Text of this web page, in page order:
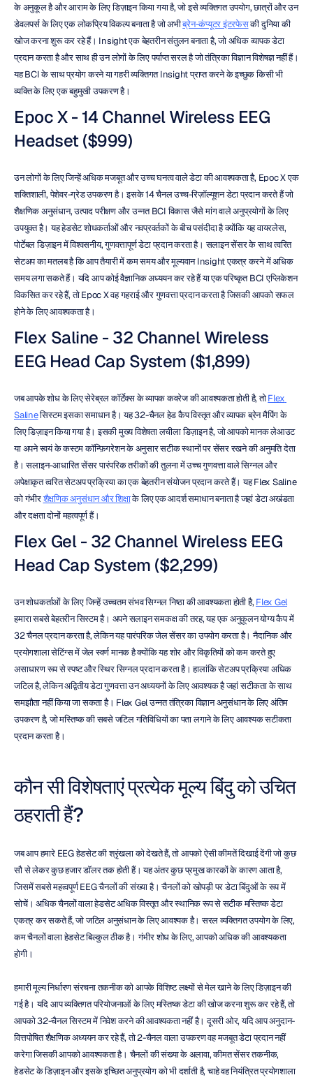
के अनुकूल है और आराम के लिए डिज़ाइन किया गया है, जो इसे व्यक्तिगत उपयोग, छात्रों और उन
डेवलपर्स के लिए एक लोकप्रिय विकल्प बनाता है जो अभी ब्रेन-कंप्यूटर इंटरफेस की दुनिया की
खोज करना शुरू कर रहे हैं। Insight एक बेहतरीन संतुलन बनाता है, जो अधिक व्यापक डेटा
प्रदान करता है और साथ ही उन लोगों के लिए पर्याप्त सरल है जो तंत्रिका विज्ञान विशेषज्ञ नहीं हैं।
यह BCI के साथ प्रयोग करने या गहरी व्यक्तिगत Insight प्राप्त करने के इच्छुक किसी भी
व्यक्ति के लिए एक बहुमुखी उपकरण है।
Epoc X - 14 Channel Wireless EEG
Headset ($999)
उन लोगों के लिए जिन्हें अधिक मजबूत और उच्च घनत्व वाले डेटा की आवश्यकता है, Epoc X एक
शक्तिशाली, पेशेवर-ग्रेड उपकरण है। इसके 14 चैनल उच्च-रिज़ॉल्यूशन डेटा प्रदान करते हैं जो
शैक्षणिक अनुसंधान, उत्पाद परीक्षण और उन्नत BCI विकास जैसे मांग वाले अनुप्रयोगों के लिए
उपयुक्त है। यह हेडसेट शोधकर्ताओं और नवप्रवर्तकों के बीच पसंदीदा है क्योंकि यह वायरलेस,
पोर्टेबल डिज़ाइन में विश्वसनीय, गुणवत्तापूर्ण डेटा प्रदान करता है। सलाइन सेंसर के साथ त्वरित
सेटअप का मतलब है कि आप तैयारी में कम समय और मूल्यवान Insight एकत्र करने में अधिक
समय लगा सकते हैं। यदि आप कोई वैज्ञानिक अध्ययन कर रहे हैं या एक परिष्कृत BCI एप्लिकेशन
विकसित कर रहे हैं, तो Epoc X वह गहराई और गुणवत्ता प्रदान करता है जिसकी आपको सफल
होने के लिए आवश्यकता है।
Flex Saline - 32 Channel Wireless
EEG Head Cap System ($1,899)
जब आपके शोध के लिए सेरेब्रल कॉर्टेक्स के व्यापक कवरेज की आवश्यकता होती है, तो Flex
Saline सिस्टम इसका समाधान है। यह 32-चैनल हेड कैप विस्तृत और व्यापक ब्रेन मैपिंग के
लिए डिज़ाइन किया गया है। इसकी मुख्य विशेषता लचीला डिज़ाइन है, जो आपको मानक लेआउट
या अपने स्वयं के कस्टम कॉन्फ़िगरेशन के अनुसार सटीक स्थानों पर सेंसर रखने की अनुमति देता
है। सलाइन-आधारित सेंसर पारंपरिक तरीकों की तुलना में उच्च गुणवत्ता वाले सिग्नल और
अपेक्षाकृत त्वरित सेटअप प्रक्रिया का एक बेहतरीन संयोजन प्रदान करते हैं। यह Flex Saline
को गंभीर शैक्षणिक अनुसंधान और शिक्षा के लिए एक आदर्श समाधान बनाता है जहां डेटा अखंडता
और दक्षता दोनों महत्वपूर्ण हैं।
Flex Gel - 32 Channel Wireless EEG
Head Cap System ($2,299)
उन शोधकर्ताओं के लिए जिन्हें उच्चतम संभव सिग्नल निष्ठा की आवश्यकता होती है, Flex Gel
हमारा सबसे बेहतरीन सिस्टम है। अपने सलाइन समकक्ष की तरह, यह एक अनुकूलन योग्य कैप में
32 चैनल प्रदान करता है, लेकिन यह पारंपरिक जेल सेंसर का उपयोग करता है। नैदानिक और
प्रयोगशाला सेटिंग्स में जेल स्वर्ण मानक है क्योंकि यह शोर और विकृतियों को कम करते हुए
असाधारण रूप से स्पष्ट और स्थिर सिग्नल प्रदान करता है। हालांकि सेटअप प्रक्रिया अधिक
जटिल है, लेकिन अद्वितीय डेटा गुणवत्ता उन अध्ययनों के लिए आवश्यक है जहां सटीकता के साथ
समझौता नहीं किया जा सकता है। Flex Gel उन्नत तंत्रिका विज्ञान अनुसंधान के लिए अंतिम
उपकरण है, जो मस्तिष्क की सबसे जटिल गतिविधियों का पता लगाने के लिए आवश्यक सटीकता
प्रदान करता है।
कौन सी विशेषताएं प्रत्येक मूल्य बिंदु को उचित
ठहराती हैं?
जब आप हमारे EEG हेडसेट की श्रृंखला को देखते हैं, तो आपको ऐसी कीमतें दिखाई देंगी जो कुछ
सौ से लेकर कुछ हजार डॉलर तक होती हैं। यह अंतर कुछ प्रमुख कारकों के कारण आता है,
जिसमें सबसे महत्वपूर्ण EEG चैनलों की संख्या है। चैनलों को खोपड़ी पर डेटा बिंदुओं के रूप में
सोचें। अधिक चैनलों वाला हेडसेट अधिक विस्तृत और स्थानिक रूप से सटीक मस्तिष्क डेटा
एकत्र कर सकते हैं, जो जटिल अनुसंधान के लिए आवश्यक है। सरल व्यक्तिगत उपयोग के लिए,
कम चैनलों वाला हेडसेट बिल्कुल ठीक है। गंभीर शोध के लिए, आपको अधिक की आवश्यकता
होगी।
हमारी मूल्य निर्धारण संरचना तकनीक को आपके विशिष्ट लक्ष्यों से मेल खाने के लिए डिज़ाइन की
गई है। यदि आप व्यक्तिगत परियोजनाओं के लिए मस्तिष्क डेटा की खोज करना शुरू कर रहे हैं, तो
आपको 32-चैनल सिस्टम में निवेश करने की आवश्यकता नहीं है। दूसरी ओर, यदि आप अनुदान-
वित्तपोषित शैक्षणिक अध्ययन कर रहे हैं, तो 2-चैनल वाला उपकरण वह मजबूत डेटा प्रदान नहीं
करेगा जिसकी आपको आवश्यकता है। चैनलों की संख्या के अलावा, कीमत सेंसर तकनीक,
हेडसेट के डिज़ाइन और इसके इच्छित अनुप्रयोग को भी दर्शाती है, चाहे वह नियंत्रित प्रयोगशाला